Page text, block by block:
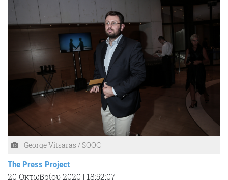
George Vitsaras / SOOC
The Press Project
20 Οκτωβρίου 2020 | 18:52:07